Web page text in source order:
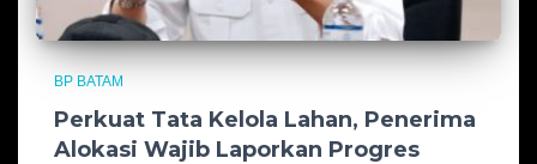
BP BATAM
Perkuat Tata Kelola Lahan, Penerima
Alokasi Wajib Laporkan Progres